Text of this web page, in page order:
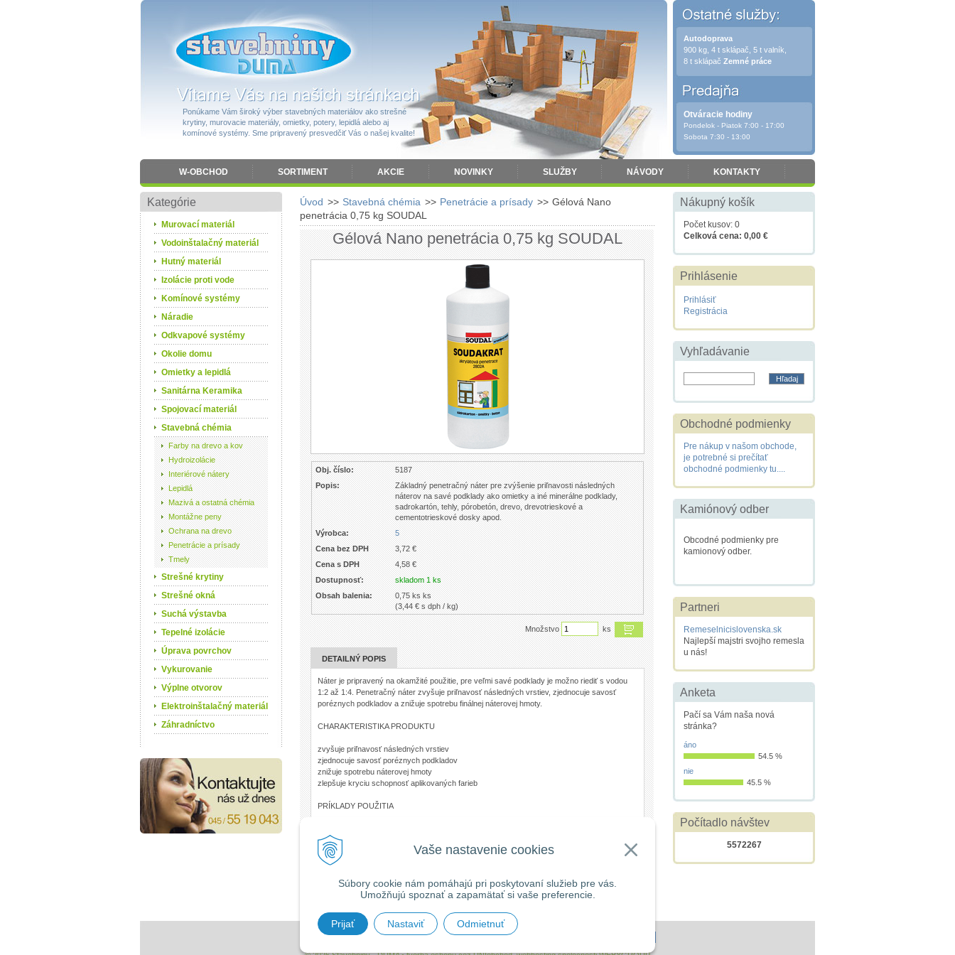
Vaše nastavenie cookies
Súbory cookie nám pomáhajú pri poskytovaní služieb pre vás.
Umožňujú spoznať a zapamätať si vaše preferencie.
Prijať Nastaviť Odmietnuť
Ponúkame Vám široký výber stavebných materiálov ako strešné
krytiny, murovacie materiály, omietky, potery, lepidlá alebo aj
komínové systémy. Sme pripravený presvedčiť Vás o našej kvalite!
W-OBCHOD SORTIMENT AKCIE NOVINKY SLUŽBY NÁVODY KONTAKTY
Autodoprava
900 kg, 4 t sklápač, 5 t valník,
8 t sklápač Zemné práce
Otváracie hodiny
Pondelok - Piatok 7:00 - 17:00
Sobota 7:30 - 13:00
Úvod >> Stavebná chémia >> Penetrácie a prísady >> Gélová Nano
penetrácia 0,75 kg SOUDAL
Gélová Nano penetrácia 0,75 kg SOUDAL
Obj. číslo:
5187
Popis:
Základný penetračný náter pre zvýšenie priľnavosti následných
náterov na savé podklady ako omietky a iné minerálne podklady,
sadrokartón, tehly, pórobetón, drevo, drevotrieskové a
cementotrieskové dosky apod.
Výrobca:
5
Cena bez DPH
3,72 €
Cena s DPH
4,58 €
Dostupnosť:
skladom 1 ks
Obsah balenia:
0,75 ks ks
(3,44 € s dph / kg)
Množstvo ks
DETAILNÝ POPIS
Náter je pripravený na okamžité použitie, pre veľmi savé podklady je možno riediť s vodou
1:2 až 1:4. Penetračný náter zvyšuje priľnavosť následných vrstiev, zjednocuje savosť
poréznych podkladov a znižuje spotrebu finálnej náterovej hmoty.
CHARAKTERISTIKA PRODUKTU
zvyšuje priľnavosť následných vrstiev
zjednocuje savosť poréznych podkladov
znižuje spotrebu náterovej hmoty
zlepšuje kryciu schopnosť aplikovaných farieb
PRÍKLADY POUŽITIA
zvýšenie priľnavosti vyrovnávacích stierok na steny
zníženie prašnosti betónových podláh
penetračný náter omietok
Kategórie
Murovací materiál
Vodoinštalačný materiál
Hutný materiál
Izolácie proti vode
Komínové systémy
Náradie
Odkvapové systémy
Okolie domu
Omietky a lepidlá
Sanitárna Keramika
Spojovací materiál
Stavebná chémia
Farby na drevo a kov
Hydroizolácie
Interiérové nátery
Lepidlá
Mazivá a ostatná chémia
Montážne peny
Ochrana na drevo
Penetrácie a prísady
Tmely
Strešné krytiny
Strešné okná
Suchá výstavba
Tepelné izolácie
Úprava povrchov
Vykurovanie
Výplne otvorov
Elektroinštalačný materiál
Záhradníctvo
Nákupný košík
Počet kusov: 0
Celková cena: 0,00 €
Prihlásenie
Prihlásiť
Registrácia
Vyhľadávanie
Obchodné podmienky
Pre nákup v našom obchode,
je potrebné si prečítať
obchodné podmienky tu....
Kamiónový odber
Obcodné podmienky pre
kamionový odber.
Partneri
Remeselnicislovenska.sk
Najlepší majstri svojho remesla
u nás!
Anketa
Pačí sa Vám naša nová
stránka?
áno
54.5 %
nie
45.5 %
Počítadlo návštev
5572267
W-obchod Sortiment Akcie Novinky